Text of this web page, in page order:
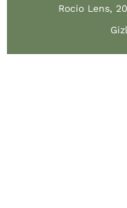
Rocio Lens,